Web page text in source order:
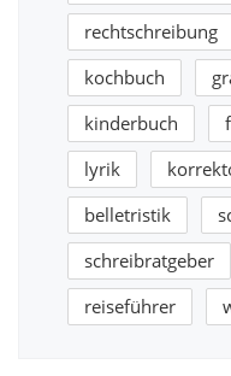
rechtschreibung
kochbuch
kinderbuch
lyrik
belletristik
schreibratgeber
reiseführer